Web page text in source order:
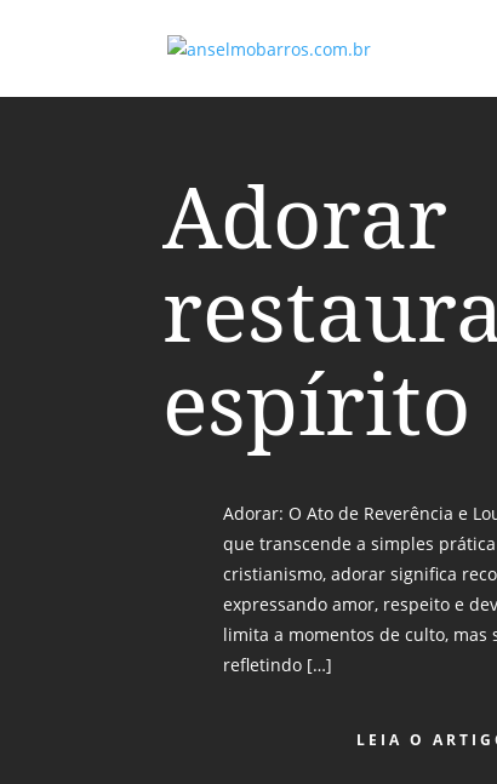
Adorar
espírito
Adorar: O Ato de Reverência e
que transcende a simples
cristianismo, adorar significa
expressando amor, respeito e
limita a momentos de culto, mas
refletindo […]
LEIA O